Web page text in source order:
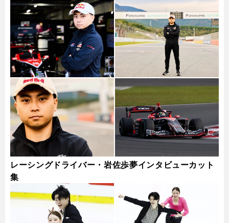
レーシングドライバー・岩佐歩夢インタビューカット
集